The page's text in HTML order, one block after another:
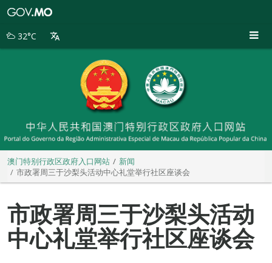
别
32°C
澳门特别行政区政府入口网站
新闻
市政署周三于沙梨头活动中心礼堂举行社区座谈会
市政署周三于沙梨头活动
中心礼堂举行社区座谈会